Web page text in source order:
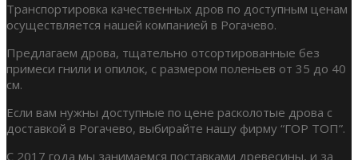
Транспортировка качественных дров по доступным ценам
осуществляется нашей компанией в Рогачево.
Предлагаем дрова, тщательно отсортированные без
примеси гнили и опилок, с размером поленьев от 35 до 40
см.
Если вам нужны доступные по цене расколотые дрова с
доставкой в Рогачево, выбирайте нашу фирму “ГОР ТОП”.
С 2017 года мы занимаемся поставками древесины, и за